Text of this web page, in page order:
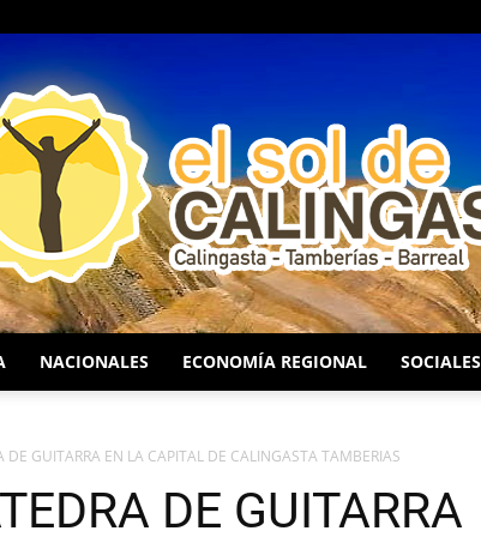
NACIONALES ECONOMÍA REGIONAL SOCIALES
DE GUITARRA EN LA CAPITAL DE CALINGASTA TAMBERIAS
DE GUITARRA